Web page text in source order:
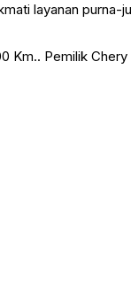
layanan
Km.. Pemilik